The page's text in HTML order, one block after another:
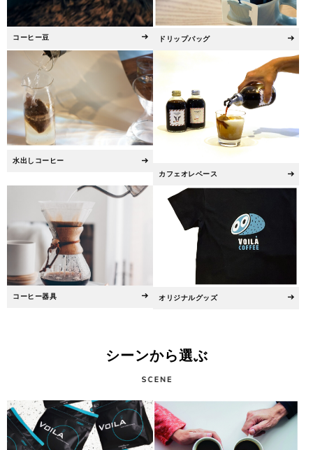
コーヒー豆 ドリップバッグ
水出しコーヒー
カフェオレベース
コーヒー器具 オリジナルグッズ
シーンから選ぶ